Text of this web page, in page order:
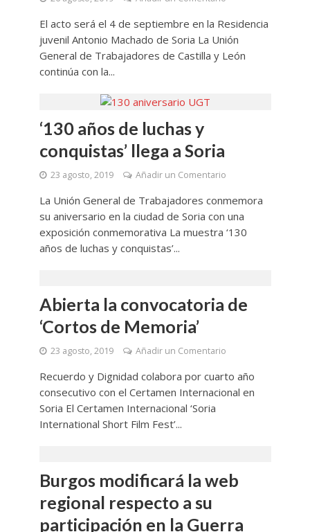
El acto será el 4 de septiembre en la Residencia
juvenil Antonio Machado de Soria La Unión
General de Trabajadores de Castilla y León
continúa con la...
‘130 años de luchas y
conquistas’ llega a Soria
23 agosto, 2019 Añadir un Comentario
La Unión General de Trabajadores conmemora
su aniversario en la ciudad de Soria con una
exposición conmemorativa La muestra ‘130
años de luchas y conquistas’...
Abierta la convocatoria de
‘Cortos de Memoria’
23 agosto, 2019 Añadir un Comentario
Recuerdo y Dignidad colabora por cuarto año
consecutivo con el Certamen Internacional en
Soria El Certamen Internacional ‘Soria
International Short Film Fest’...
Burgos modificará la web
regional respecto a su
participación en la Guerra